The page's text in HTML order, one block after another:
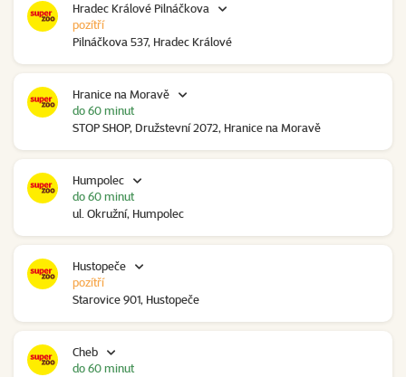
Hradec Králové Pilnáčkova
Pilnáčkova 537, Hradec Králové
pozítří
Hranice na Moravě
STOP SHOP, Družstevní 2072, Hranice na Moravě
do 60 minut
Humpolec
ul. Okružní, Humpolec
do 60 minut
Hustopeče
Starovice 901, Hustopeče
pozítří
Cheb
do 60 minut